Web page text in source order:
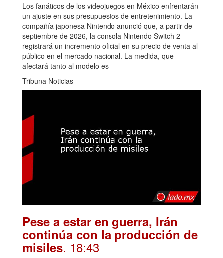
Los fanáticos de los videojuegos en México enfrentarán
un ajuste en sus presupuestos de entretenimiento. La
compañía japonesa Nintendo anunció que, a partir de
septiembre de 2026, la consola Nintendo Switch 2
registrará un incremento oficial en su precio de venta al
público en el mercado nacional. La medida, que
afectará tanto al modelo es
Tribuna Noticias
Pese a estar en guerra, Irán
continúa con la producción de
misiles. 18:43